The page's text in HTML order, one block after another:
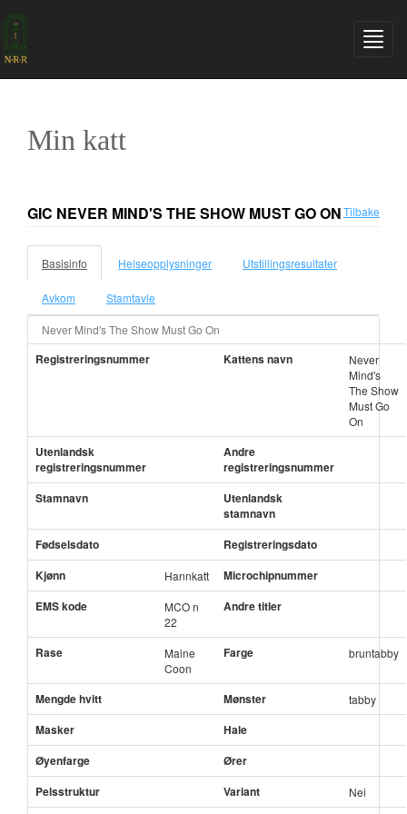
Min katt
GIC NEVER MIND'S THE SHOW MUST GO ONTilbake
Basisinfo Helseopplysninger Utstillingsresultater
Avkom Stamtavle
Never Mind's The Show Must Go On
Registreringsnummer Kattens navn
Never
Mind's
The Show
Must Go
On
Utenlandsk
registreringsnummer
Andre
registreringsnummer
Stamnavn
Utenlandsk
stamnavn
Fødselsdato
Registreringsdato
Kjønn
Hannkatt
Microchipnummer
EMS kode
MCO n
22
Andre titler
Rase
Maine
Coon
Farge bruntabby
Mengde hvitt Mønster tabby
Masker
Hale
Øyenfarge
Ører
Pelsstruktur
Variant Nei